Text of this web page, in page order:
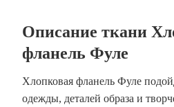
Описание ткани
фланель Фуле
Хлопковая фланель Фуле
одежды, деталей образа и